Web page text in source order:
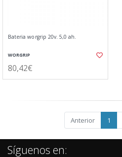
Bateria worgrip 20v. 5,0 ah.
WORGRIP
80,42€
Anterior 1
Síguenos en: